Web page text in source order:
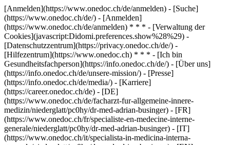
[Anmelden](https://www.onedoc.ch/de/anmelden) - [Suche]
(https://www.onedoc.ch/de/) - [Anmelden]
(https://www.onedoc.ch/de/anmelden) * * * - [Verwaltung der
Cookies](javascript:Didomi.preferences.show%28%29) -
[Datenschutzzentrum](https://privacy.onedoc.ch/de/) -
[Hilfezentrum](https://www.onedoc.ch) * * * - [Ich bin
Gesundheitsfachperson](https://info.onedoc.ch/de/) - [Über uns]
(https://info.onedoc.ch/de/unsere-mission/) - [Presse]
(https://info.onedoc.ch/de/media/) - [Karriere]
(https://career.onedoc.ch/de) - [DE]
(https://www.onedoc.ch/de/facharzt-fur-allgemeine-innere-
medizin/niederglatt/pc0hy/dr-med-adrian-businger) - [FR]
(https://www.onedoc.ch/fr/specialiste-en-medecine-interne-
generale/niederglatt/pc0hy/dr-med-adrian-businger) - [IT]
(https://www.onedoc.ch/it/specialista-in-medicina-interna-